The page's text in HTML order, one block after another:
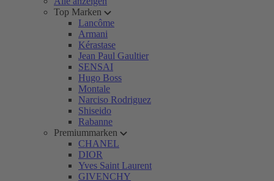
Top Marken
Lancôme
Armani
Kérastase
Jean Paul Gaultier
SENSAI
Hugo Boss
Montale
Narciso Rodriguez
Shiseido
Rabanne
Premiummarken
CHANEL
DIOR
Yves Saint Laurent
GIVENCHY